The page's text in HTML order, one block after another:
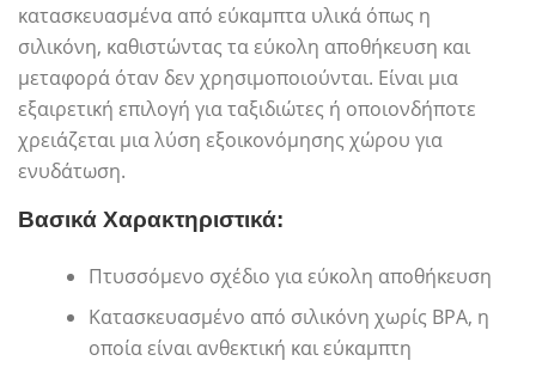
κατασκευασμένα από εύκαμπτα υλικά όπως η
σιλικόνη, καθιστώντας τα εύκολη αποθήκευση και
μεταφορά όταν δεν χρησιμοποιούνται. Είναι μια
εξαιρετική επιλογή για ταξιδιώτες ή οποιονδήποτε
χρειάζεται μια λύση εξοικονόμησης χώρου για
ενυδάτωση.
Βασικά Χαρακτηριστικά:
Πτυσσόμενο σχέδιο για εύκολη αποθήκευση
Κατασκευασμένο από σιλικόνη χωρίς BPA, η
οποία είναι ανθεκτική και εύκαμπτη